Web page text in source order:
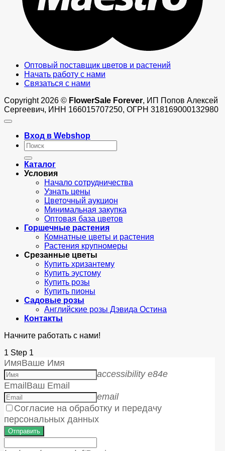
Оптовый поставщик цветов и растений
Начать работу с нами
Связаться с нами
Copyright 2026 © FlowerSale Forever, ИП Попов Алексей
Сергеевич, ИНН 166015707250, ОГРН 318169000132980
Вход в Webshop
Искать:
Каталог
Условия
Начало сотрудничества
Узнать цены
Цветочный аукцион
Минимальная закупка
Оптовая база цветов
Горшечные растения
Комнатные цветы и растения
Растения крупномеры
Срезанные цветы
Купить хризантему
Купить эустому
Купить розы
Купить пионы
Садовые розы
Английские розы Дэвида Остина
Контакты
Начните работать с нами!
1 Step 1
ИмяВаше Имя
accessibility e84e
EmailВаш Email
email
Согласие на обработку и передачу
персональных данных
Отправить